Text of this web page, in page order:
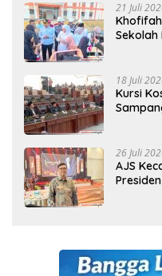
21 Juli
Sekolah
18 Juli
Kursi
26 Juli
AJS